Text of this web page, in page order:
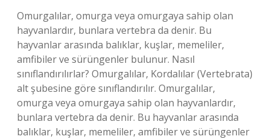
Omurgalılar, omurga veya omurgaya sahip olan
hayvanlardır, bunlara vertebra da denir. Bu
hayvanlar arasında balıklar, kuşlar, memeliler,
amfibiler ve sürüngenler bulunur. Nasıl
sınıflandırılırlar? Omurgalılar, Kordalılar (Vertebrata)
alt şubesine göre sınıflandırılır. Omurgalılar,
omurga veya omurgaya sahip olan hayvanlardır,
bunlara vertebra da denir. Bu hayvanlar arasında
balıklar, kuşlar, memeliler, amfibiler ve sürüngenler